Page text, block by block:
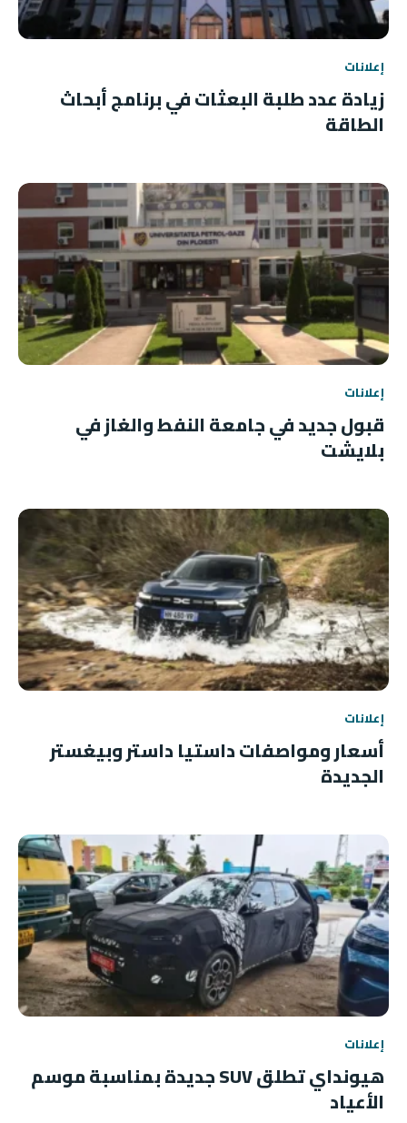
إعلانات
زيادة عدد طلبة البعثات في برنامج أبحاث
الطاقة
إعلانات
قبول جديد في جامعة النفط والغاز في
بلايشت
إعلانات
أسعار ومواصفات داستيا داستر وبيغستر
الجديدة
إعلانات
هيونداي تطلق SUV جديدة بمناسبة موسم
الأعياد